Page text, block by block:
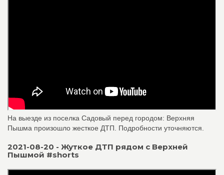
На выезде из поселка Садовый перед городом: Верхняя
Пышма произошло жесткое ДТП. Подробности уточняются.
2021-08-20 - Жуткое ДТП рядом с Верхней
Пышмой #shorts